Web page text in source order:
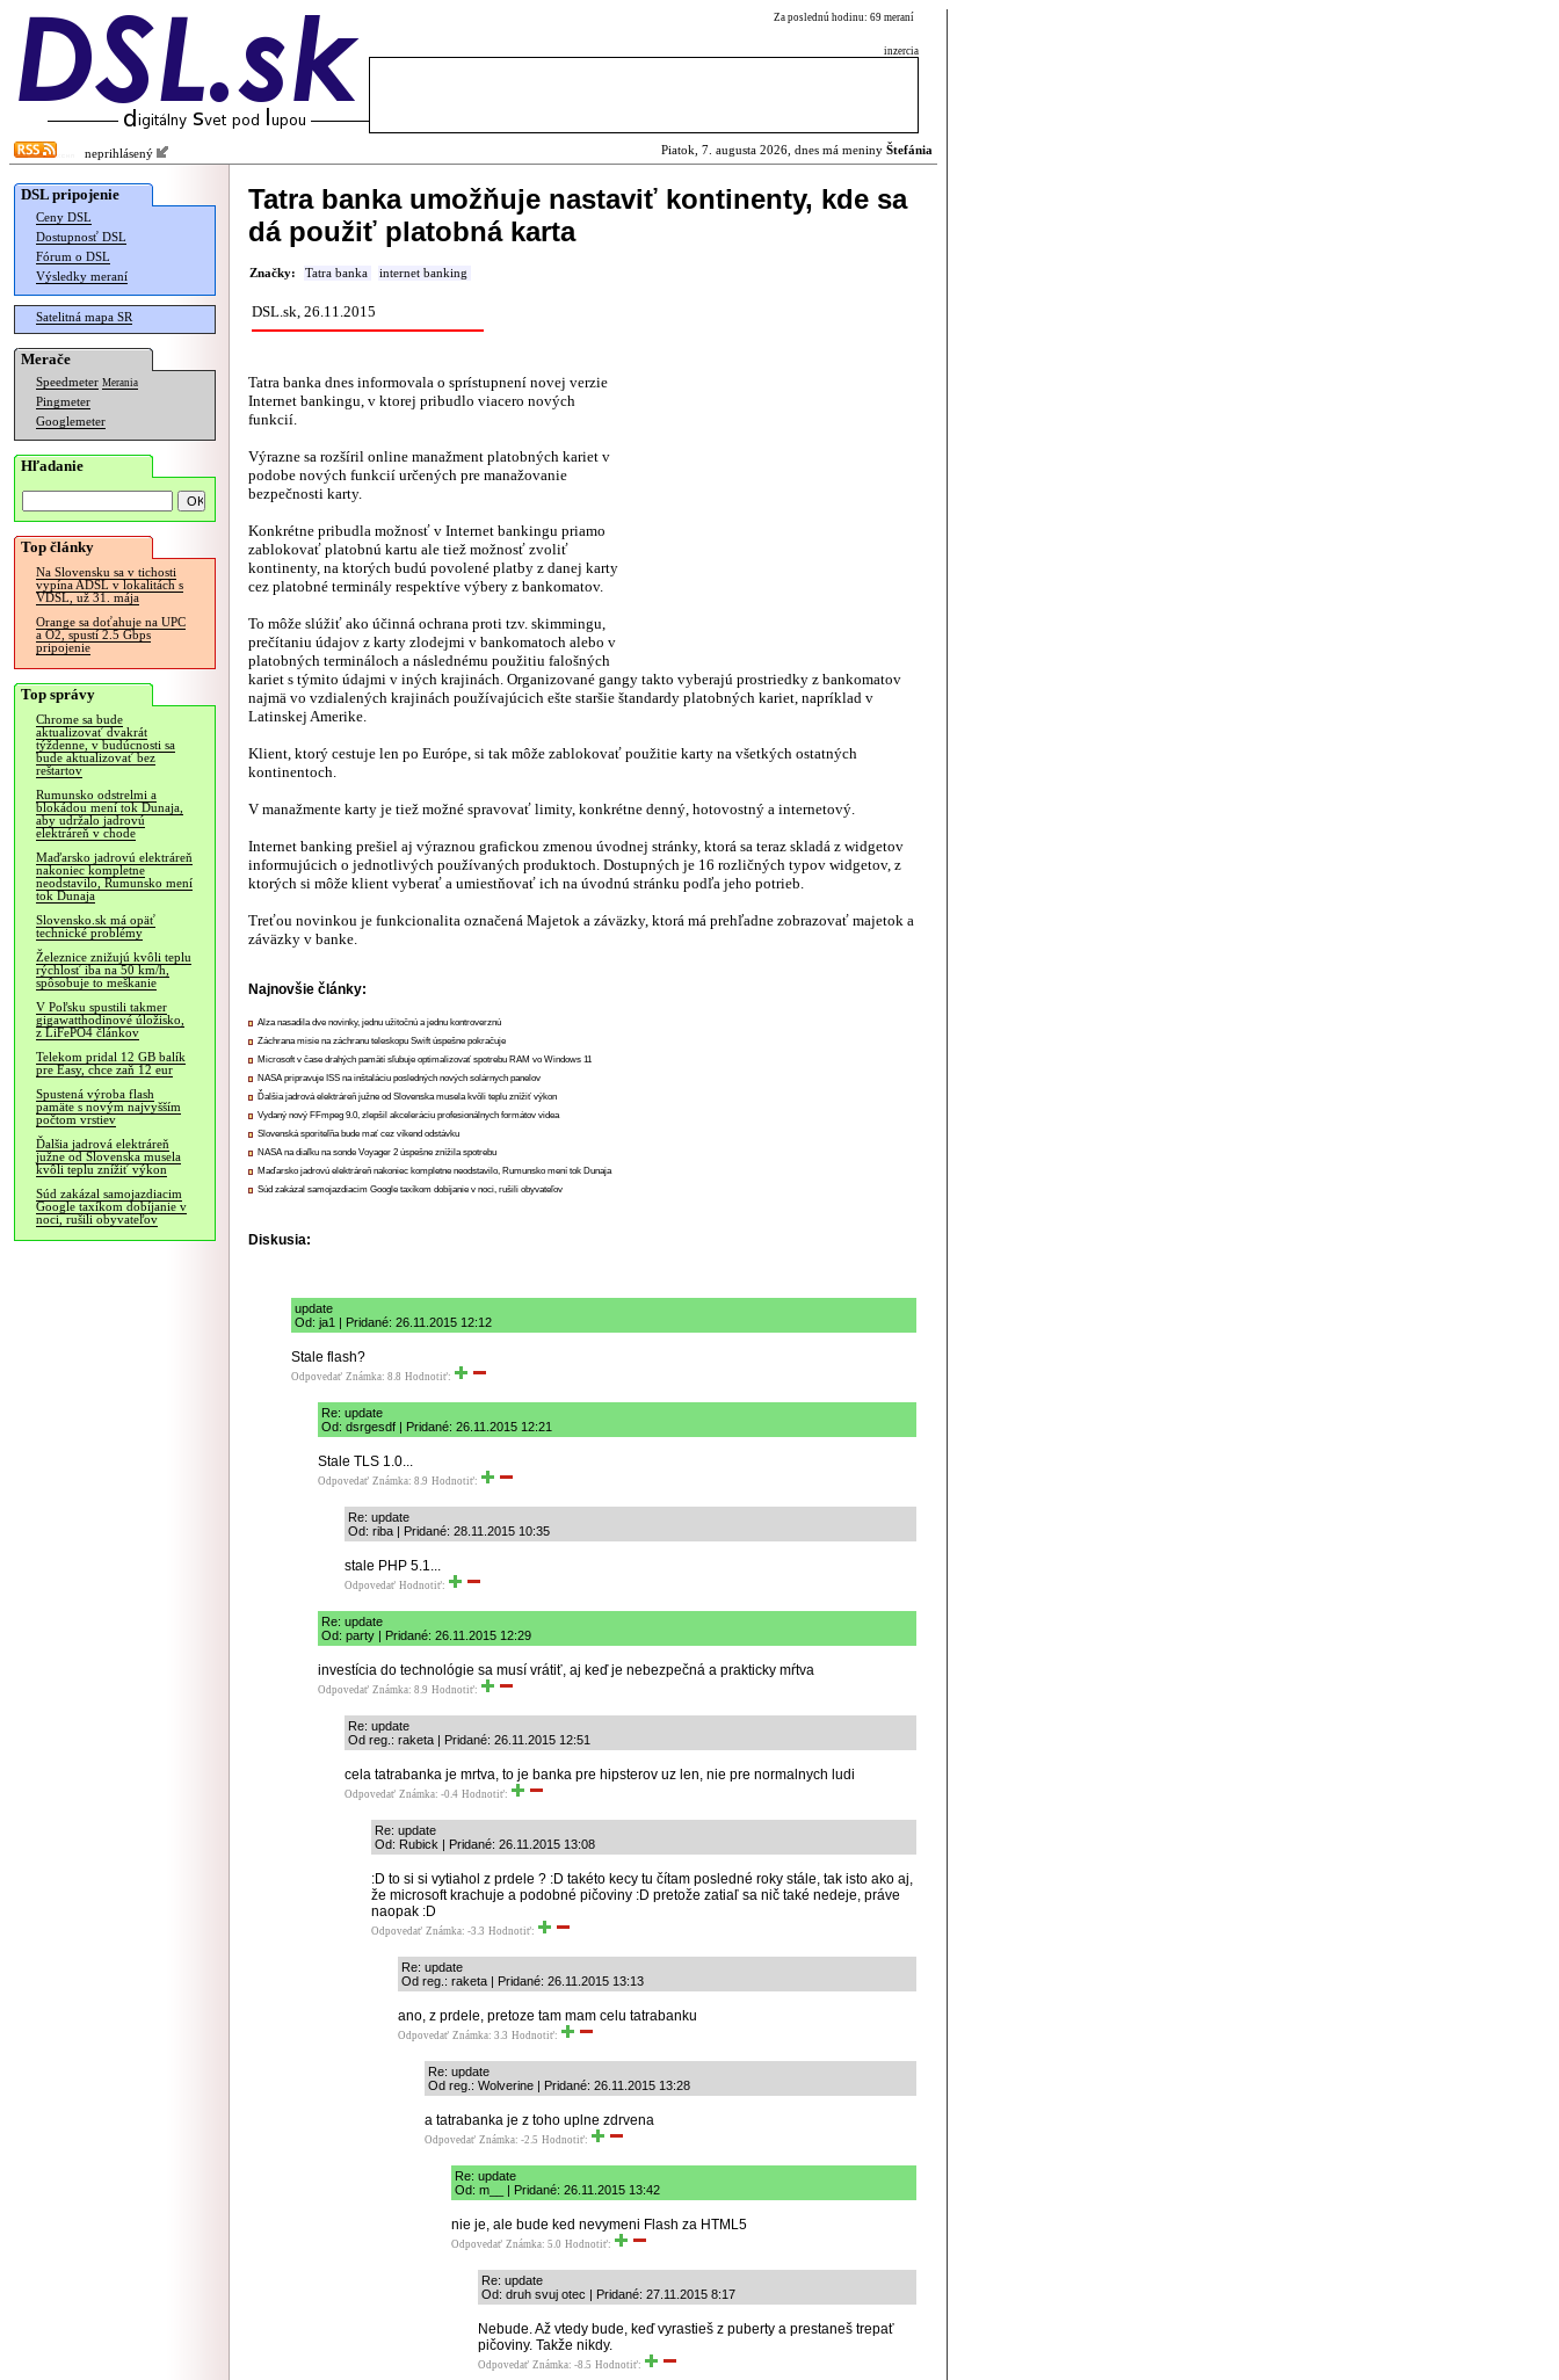
Za poslednú hodinu: 69 meraní
inzercia
neprihlásený Piatok, 7. augusta 2026, dnes má meniny Štefánia
DSL pripojenie
Ceny DSL
Dostupnosť DSL
Fórum o DSL
Výsledky meraní
Satelitná mapa SR
Merače
Speedmeter Merania
Pingmeter
Googlemeter
Hľadanie
Top články
Na Slovensku sa v tichosti
vypína ADSL v lokalitách s
VDSL, už 31. mája
Orange sa doťahuje na UPC
a O2, spustí 2.5 Gbps
pripojenie
Top správy
Chrome sa bude
aktualizovať dvakrát
týždenne, v budúcnosti sa
bude aktualizovať bez
reštartov
Rumunsko odstrelmi a
blokádou mení tok Dunaja,
aby udržalo jadrovú
elektráreň v chode
Maďarsko jadrovú elektráreň
nakoniec kompletne
neodstavilo, Rumunsko mení
tok Dunaja
Slovensko.sk má opäť
technické problémy
Železnice znižujú kvôli teplu
rýchlosť iba na 50 km/h,
spôsobuje to meškanie
V Poľsku spustili takmer
gigawatthodinové úložisko,
z LiFePO4 článkov
Telekom pridal 12 GB balík
pre Easy, chce zaň 12 eur
Spustená výroba flash
pamäte s novým najvyšším
počtom vrstiev
Ďalšia jadrová elektráreň
južne od Slovenska musela
kvôli teplu znížiť výkon
Súd zakázal samojazdiacim
Google taxíkom dobíjanie v
noci, rušili obyvateľov
Tatra banka umožňuje nastaviť kontinenty, kde sa
dá použiť platobná karta
Značky: Tatra banka internet banking
DSL.sk, 26.11.2015
Tatra banka dnes informovala o sprístupnení novej verzie
Internet bankingu, v ktorej pribudlo viacero nových
funkcií.
Výrazne sa rozšíril online manažment platobných kariet v
podobe nových funkcií určených pre manažovanie
bezpečnosti karty.
Konkrétne pribudla možnosť v Internet bankingu priamo
zablokovať platobnú kartu ale tiež možnosť zvoliť
kontinenty, na ktorých budú povolené platby z danej karty
cez platobné terminály respektíve výbery z bankomatov.
To môže slúžiť ako účinná ochrana proti tzv. skimmingu,
prečítaniu údajov z karty zlodejmi v bankomatoch alebo v
platobných termináloch a následnému použitiu falošných
kariet s týmito údajmi v iných krajinách. Organizované gangy takto vyberajú prostriedky z bankomatov
najmä vo vzdialených krajinách používajúcich ešte staršie štandardy platobných kariet, napríklad v
Latinskej Amerike.
Klient, ktorý cestuje len po Európe, si tak môže zablokovať použitie karty na všetkých ostatných
kontinentoch.
V manažmente karty je tiež možné spravovať limity, konkrétne denný, hotovostný a internetový.
Internet banking prešiel aj výraznou grafickou zmenou úvodnej stránky, ktorá sa teraz skladá z widgetov
informujúcich o jednotlivých používaných produktoch. Dostupných je 16 rozličných typov widgetov, z
ktorých si môže klient vyberať a umiestňovať ich na úvodnú stránku podľa jeho potrieb.
Treťou novinkou je funkcionalita označená Majetok a záväzky, ktorá má prehľadne zobrazovať majetok a
záväzky v banke.
Najnovšie články:
Alza nasadila dve novinky, jednu užitočnú a jednu kontroverznú
Záchrana misie na záchranu teleskopu Swift úspešne pokračuje
Microsoft v čase drahých pamätí sľubuje optimalizovať spotrebu RAM vo Windows 11
NASA pripravuje ISS na inštaláciu posledných nových solárnych panelov
Ďalšia jadrová elektráreň južne od Slovenska musela kvôli teplu znížiť výkon
Vydaný nový FFmpeg 9.0, zlepšil akceleráciu profesionálnych formátov videa
Slovenská sporiteľňa bude mať cez víkend odstávku
NASA na diaľku na sonde Voyager 2 úspešne znížila spotrebu
Maďarsko jadrovú elektráreň nakoniec kompletne neodstavilo, Rumunsko mení tok Dunaja
Súd zakázal samojazdiacim Google taxíkom dobíjanie v noci, rušili obyvateľov
Diskusia:
update
Od: ja1 | Pridané: 26.11.2015 12:12
Stale flash?
Odpovedať Známka: 8.8 Hodnotiť:
Re: update
Od: dsrgesdf | Pridané: 26.11.2015 12:21
Stale TLS 1.0...
Odpovedať Známka: 8.9 Hodnotiť:
Re: update
Od: riba | Pridané: 28.11.2015 10:35
stale PHP 5.1...
Odpovedať Hodnotiť:
Re: update
Od: party | Pridané: 26.11.2015 12:29
investícia do technológie sa musí vrátiť, aj keď je nebezpečná a prakticky mŕtva
Odpovedať Známka: 8.9 Hodnotiť:
Re: update
Od reg.: raketa | Pridané: 26.11.2015 12:51
cela tatrabanka je mrtva, to je banka pre hipsterov uz len, nie pre normalnych ludi
Odpovedať Známka: -0.4 Hodnotiť:
Re: update
Od: Rubick | Pridané: 26.11.2015 13:08
:D to si si vytiahol z prdele ? :D takéto kecy tu čítam posledné roky stále, tak isto ako aj,
že microsoft krachuje a podobné pičoviny :D pretože zatiaľ sa nič také nedeje, práve
naopak :D
Odpovedať Známka: -3.3 Hodnotiť:
Re: update
Od reg.: raketa | Pridané: 26.11.2015 13:13
ano, z prdele, pretoze tam mam celu tatrabanku
Odpovedať Známka: 3.3 Hodnotiť:
Re: update
Od reg.: Wolverine | Pridané: 26.11.2015 13:28
a tatrabanka je z toho uplne zdrvena
Odpovedať Známka: -2.5 Hodnotiť:
Re: update
Od: m__ | Pridané: 26.11.2015 13:42
nie je, ale bude ked nevymeni Flash za HTML5
Odpovedať Známka: 5.0 Hodnotiť:
Re: update
Od: druh svuj otec | Pridané: 27.11.2015 8:17
Nebude. Až vtedy bude, keď vyrastieš z puberty a prestaneš trepať
pičoviny. Takže nikdy.
Odpovedať Známka: -8.5 Hodnotiť: